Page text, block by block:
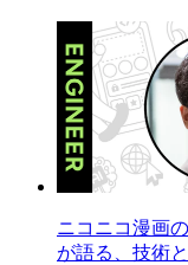
ニコニコ漫画
が語る、技術